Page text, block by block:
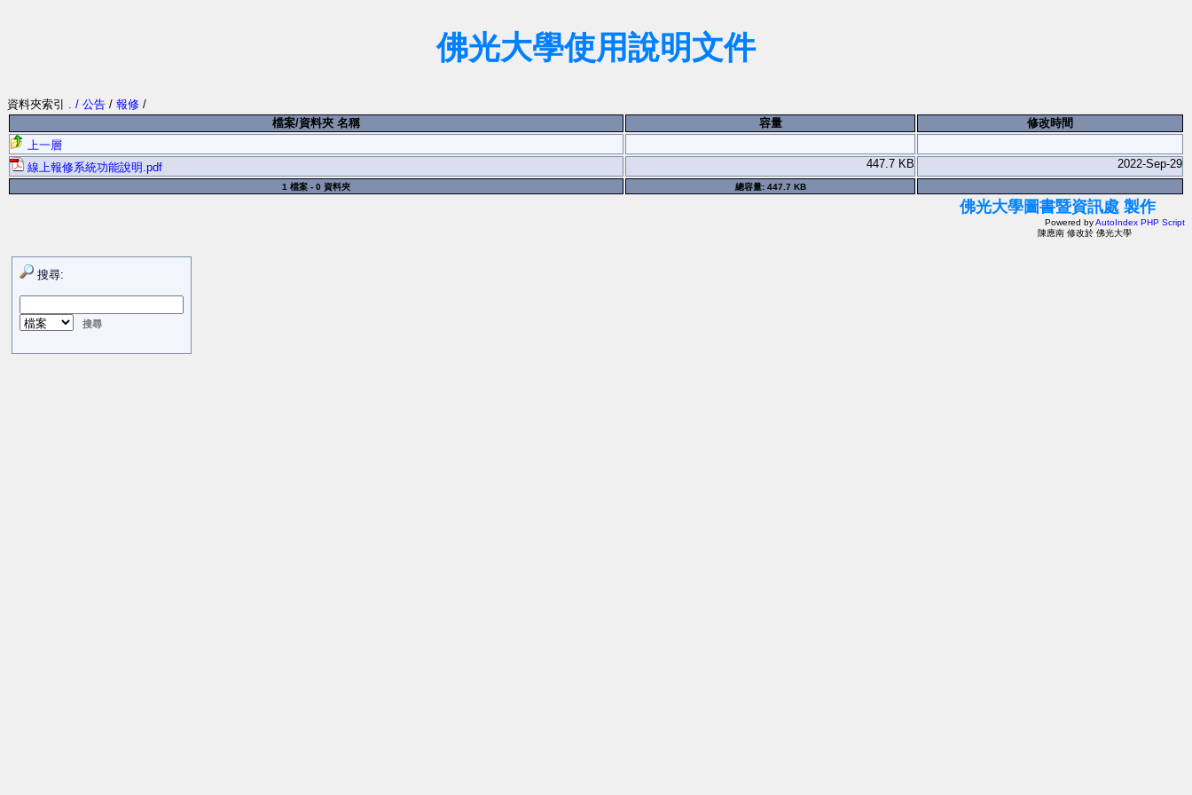
佛光大學使用說明文件
資料夾索引 . / 公告 / 報修 /
檔案/資料夾 名稱
容量
修改時間
上一層
線上報修系統功能說明.pdf
447.7 KB 2022-Sep-29
1 檔案 - 0 資料夾 總容量: 447.7 KB
佛光大學圖書暨資訊處 製作
Powered byAutoIndex PHP Script
陳應南 修改於 佛光大學
搜尋: